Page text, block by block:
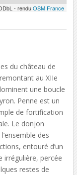
- renduOSM France
du château de
au XIIe
une boucle
Penne est un
de fortification
Le donjon
des
entouré d’un
irrégulière, percée
restes de